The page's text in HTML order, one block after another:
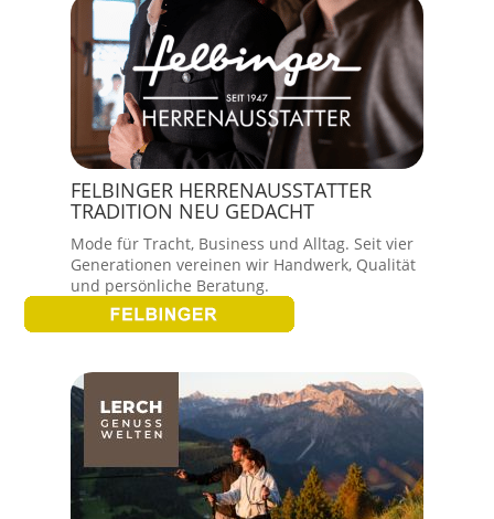
FELBINGER HERRENAUSSTATTER
TRADITION NEU GEDACHT
Mode für Tracht, Business und Alltag. Seit vier
Generationen vereinen wir Handwerk, Qualität
und persönliche Beratung.